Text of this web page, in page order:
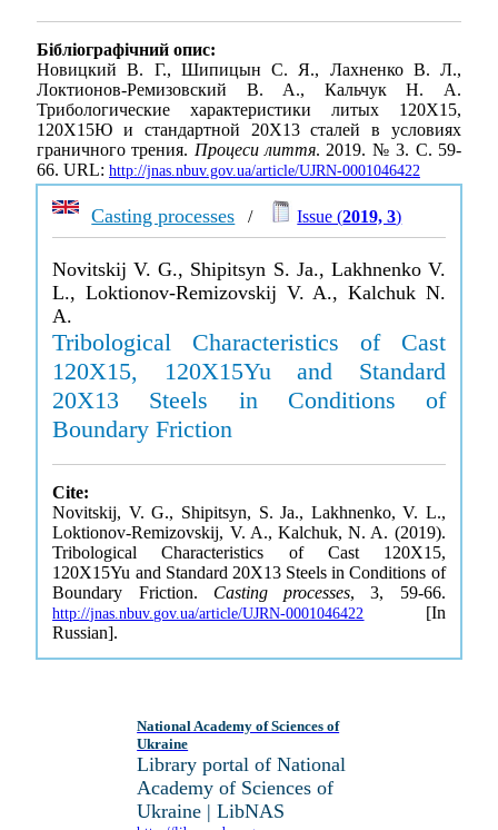
Бібліографічний опис:
Новицкий В. Г., Шипицын С. Я., Лахненко В. Л.,
Локтионов-Ремизовский В. А., Кальчук Н. А.
Трибологические характеристики литых 120Х15,
120Х15Ю и стандартной 20Х13 сталей в условиях
граничного трения. Процеси лиття. 2019. № 3. С. 59-
66. URL: http://jnas.nbuv.gov.ua/article/UJRN-0001046422
Casting processes / Issue (2019, 3)
Novitskij V. G., Shipitsyn S. Ja., Lakhnenko V.
L., Loktionov-Remizovskij V. A., Kalchuk N.
A.
Tribological Characteristics of Cast
120X15, 120X15Yu and Standard
20X13 Steels in Conditions of
Boundary Friction
Cite:
Novitskij, V. G., Shipitsyn, S. Ja., Lakhnenko, V. L.,
Loktionov-Remizovskij, V. A., Kalchuk, N. A. (2019).
Tribological Characteristics of Cast 120X15,
120X15Yu and Standard 20X13 Steels in Conditions of
Boundary Friction. Casting processes, 3, 59-66.
http://jnas.nbuv.gov.ua/article/UJRN-0001046422 [In
Russian].
National Academy of Sciences of
Ukraine
Library portal of National
Academy of Sciences of
Ukraine | LibNAS